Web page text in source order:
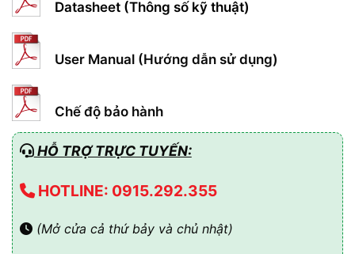
Datasheet (Thông số kỹ thuật)
User Manual (Hướng dẫn sử dụng)
Chế độ bảo hành
HỖ TRỢ TRỰC TUYẾN:
HOTLINE: 0915.292.355
(Mở cửa cả thứ bảy và chủ nhật)